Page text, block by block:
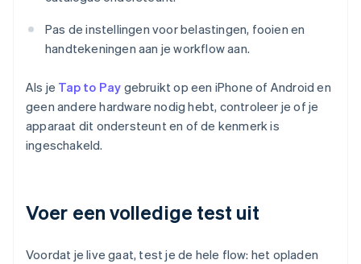
Pas de instellingen voor belastingen, fooien en
handtekeningen aan je workflow aan.
Als je Tap to Pay gebruikt op een iPhone of Android en
geen andere hardware nodig hebt, controleer je of je
apparaat dit ondersteunt en of de kenmerk is
ingeschakeld.
Voer een volledige test uit
Voordat je live gaat, test je de hele flow: het opladen